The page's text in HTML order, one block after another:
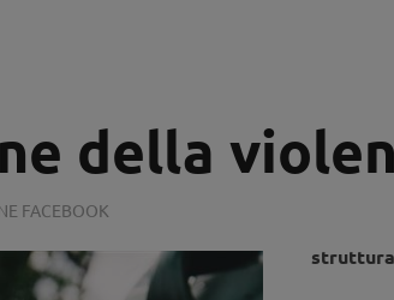
della
FACEBOOK